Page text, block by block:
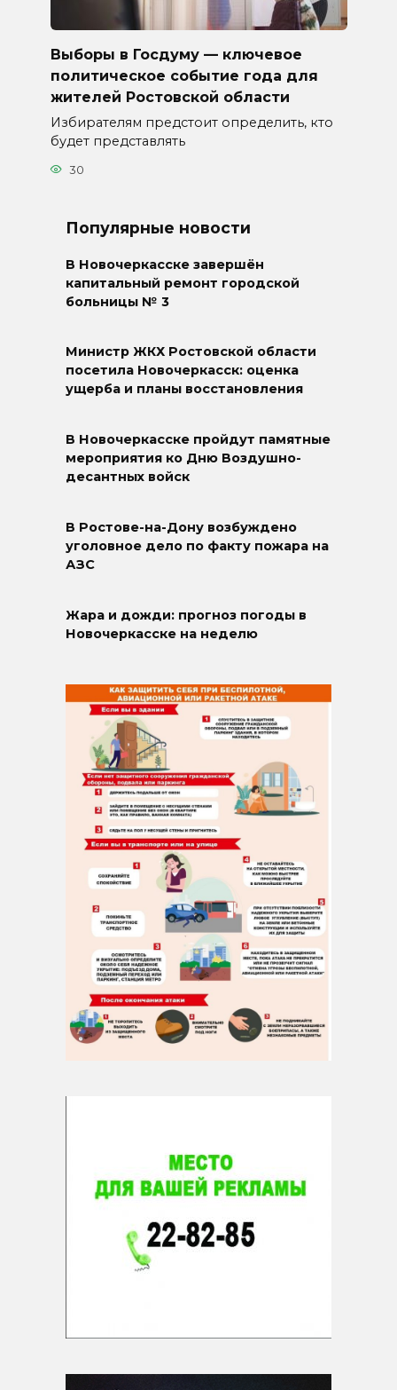
Выборы в Госдуму — ключевое
политическое событие года для
жителей Ростовской области
Избирателям предстоит определить, кто
будет представлять
30
Популярные новости
В Новочеркасске завершён
капитальный ремонт городской
больницы № 3
Министр ЖКХ Ростовской области
посетила Новочеркасск: оценка
ущерба и планы восстановления
В Новочеркасске пройдут памятные
мероприятия ко Дню Воздушно-
десантных войск
В Ростове-на-Дону возбуждено
уголовное дело по факту пожара на
АЗС
Жара и дожди: прогноз погоды в
Новочеркасске на неделю